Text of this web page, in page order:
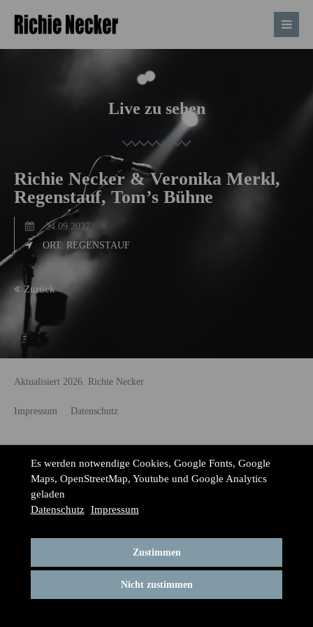
Live zu sehen
Richie Necker & Veronika Merkl,
Regenstauf, Tom’s Bühne
24.09.2027
ORT: REGENSTAUF
Zurück
Aktualisiert 2026. Richie Necker
Impressum Datenschutz
Es werden notwendige Cookies, Google Fonts, Google
Maps, OpenStreetMap, Youtube und Google Analytics
geladen
Datenschutz Impressum
Zustimmen
Nicht zustimmen